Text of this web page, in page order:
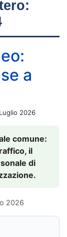
a
2026
comune:
il
di
2026